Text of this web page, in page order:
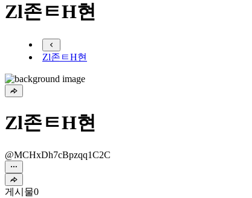
Zl존ㅌH현
Zl존ㅌH현
Zl존ㅌH현
@MCHxDh7cBpzqq1C2C
게시물0